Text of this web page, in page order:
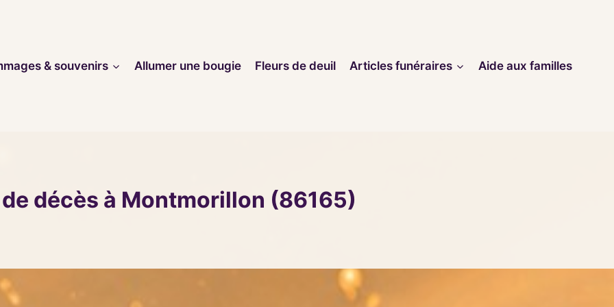
& souvenirs
Allumer une bougie Fleurs de deuil Articles funéraires Aide aux familles
décès à Montmorillon (86165)